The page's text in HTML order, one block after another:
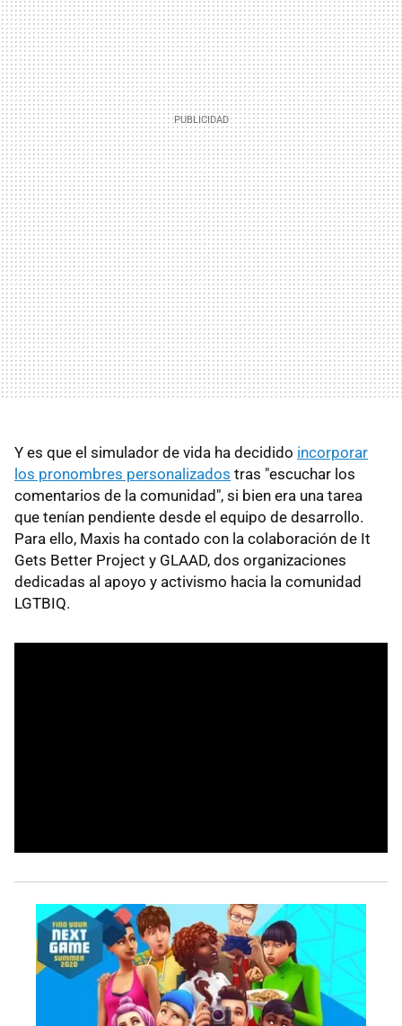
Y es que el simulador de vida ha decidido incorporar
los pronombres personalizados tras "escuchar los
comentarios de la comunidad", si bien era una tarea
que tenían pendiente desde el equipo de desarrollo.
Para ello, Maxis ha contado con la colaboración de It
Gets Better Project y GLAAD, dos organizaciones
dedicadas al apoyo y activismo hacia la comunidad
LGTBIQ.